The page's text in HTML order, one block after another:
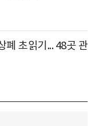
폐 초읽기... 48곳 관